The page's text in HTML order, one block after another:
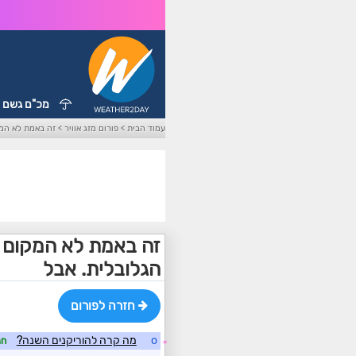
מכ"ם גשם
עמוד הבית >פורום מזג אוויר >זה באמת לא
זה באמת לא המקום
הגלובלית. אבל
חזרה לפורום
☼
o מה קרה להוריקנים השנה?